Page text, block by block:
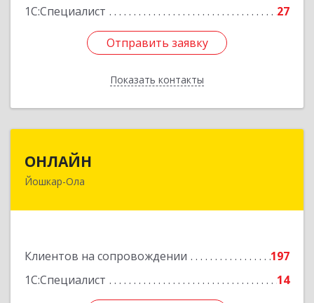
1С:Специалист 27
Отправить заявку
Показать контакты
Отправить заявку
Назад
ОНЛАЙН
Йошкар-Ола
Клиентов на сопровождении
197
1С:Специалист
14
424000, Марий Эл Респ, Йошкар-Ола г,